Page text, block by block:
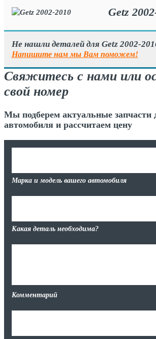
Getz
Не нашли деталей для Getz 2002-
Напишите нам мы Вам поможем!
Свяжитесь с нами или
свой номер
Мы подберем актуальные запчасти
автомобиля и рассчитаем цену
Марка и модель вашего автомобиля
Какая деталь необходима?
Комментарий